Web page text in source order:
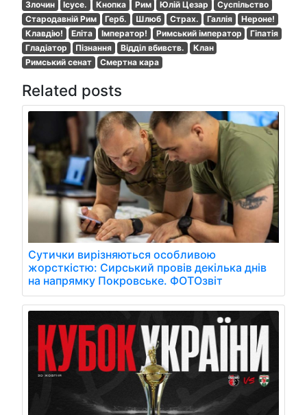
Злочин Ісусе. Кнопка Рим Юлій Цезар
Суспільство
Стародавній Рим
Герб. Шлюб Страх. Галлія
Нероне!
Клавдію!
Еліта Імператор! Римський імператор
Гіпатія
Гладіатор
Пізнання Відділ вбивств.
Клан
Римський сенат
Смертна кара
Related posts
Сутички вирізняються особливою
жорсткістю: Сирський провів декілька днів
на напрямку Покровське. ФОТОзвіт